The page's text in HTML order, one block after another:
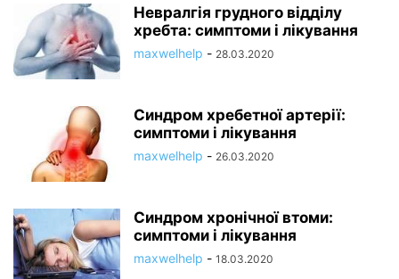
Невралгія грудного відділу
хребта: симптоми і лікування
maxwelhelp - 28.03.2020
Синдром хребетної артерії:
симптоми і лікування
maxwelhelp - 26.03.2020
Синдром хронічної втоми:
симптоми і лікування
maxwelhelp - 18.03.2020